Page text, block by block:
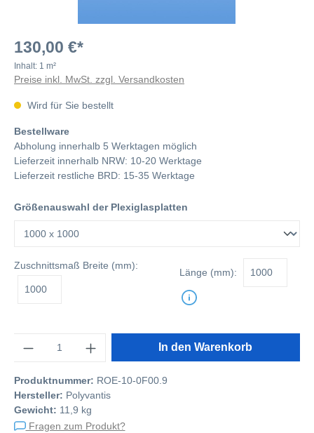
130,00 €*
Inhalt: 1 m²
Preise inkl. MwSt. zzgl. Versandkosten
Wird für Sie bestellt
Bestellware
Abholung innerhalb 5 Werktagen möglich
Lieferzeit innerhalb NRW: 10-20 Werktage
Lieferzeit restliche BRD: 15-35 Werktage
Größenauswahl der Plexiglasplatten
Zuschnittsmaß Breite (mm):
Länge (mm):
In den Warenkorb
Produktnummer: ROE-10-0F00.9
Hersteller: Polyvantis
Gewicht: 11,9 kg
Fragen zum Produkt?